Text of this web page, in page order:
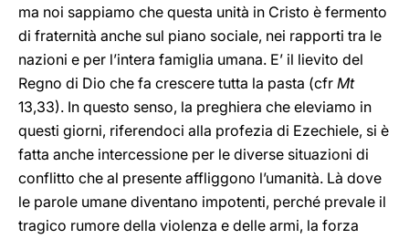
ma noi sappiamo che questa unità in Cristo è fermento
di fraternità anche sul piano sociale, nei rapporti tra le
nazioni e per l’intera famiglia umana. E’ il lievito del
Regno di Dio che fa crescere tutta la pasta (cfr Mt
13,33). In questo senso, la preghiera che eleviamo in
questi giorni, riferendoci alla profezia di Ezechiele, si è
fatta anche intercessione per le diverse situazioni di
conflitto che al presente affliggono l’umanità. Là dove
le parole umane diventano impotenti, perché prevale il
tragico rumore della violenza e delle armi, la forza